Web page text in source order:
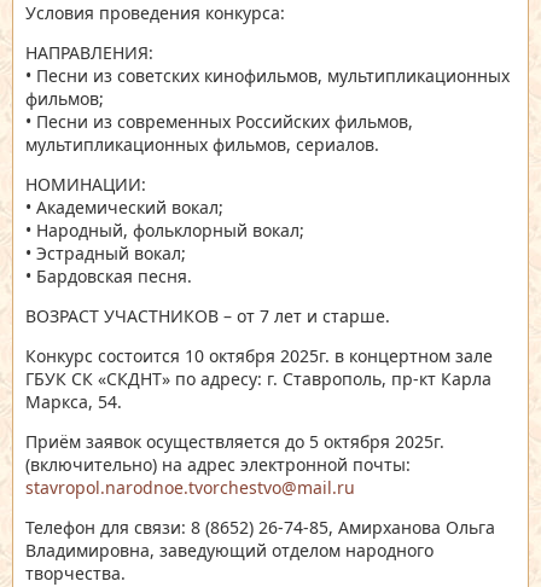
Условия проведения конкурса:
НАПРАВЛЕНИЯ:
• Песни из советских кинофильмов, мультипликационных
фильмов;
• Песни из современных Российских фильмов,
мультипликационных фильмов, сериалов.
НОМИНАЦИИ:
• Академический вокал;
• Народный, фольклорный вокал;
• Эстрадный вокал;
• Бардовская песня.
ВОЗРАСТ УЧАСТНИКОВ – от 7 лет и старше.
Конкурс состоится 10 октября 2025г. в концертном зале
ГБУК СК «СКДНТ» по адресу: г. Ставрополь, пр-кт Карла
Маркса, 54.
Приём заявок осуществляется до 5 октября 2025г.
(включительно) на адрес электронной почты:
stavropol.narodnoe.tvorchestvo@mail.ru
Телефон для связи: 8 (8652) 26-74-85, Амирханова Ольга
Владимировна, заведующий отделом народного
творчества.